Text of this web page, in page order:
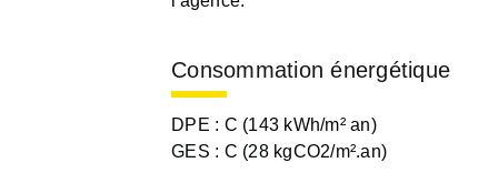
Consommation énergétique
DPE : C (143 kWh/m² an)
GES : C (28 kgCO2/m².an)